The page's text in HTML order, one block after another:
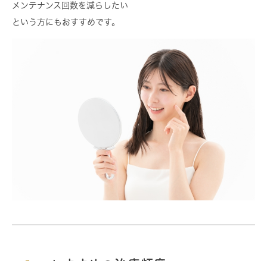
メンテナンス回数を減らしたい
という方にもおすすめです。